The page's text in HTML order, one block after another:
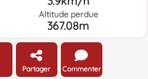
Altitude perdue
367.08m
l'heure sélectionnée
Partager Commenter